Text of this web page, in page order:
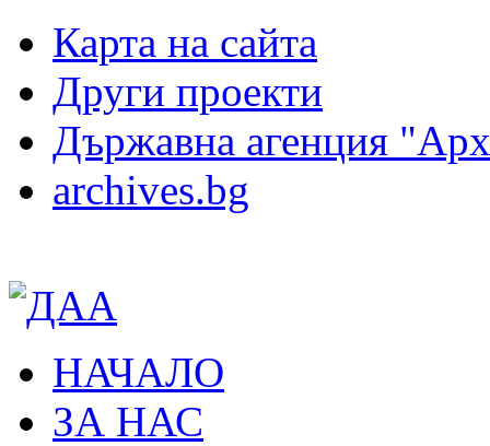
Карта на сайта
Други проекти
Държавна агенция
archives.bg
НАЧАЛО
ЗА НАС